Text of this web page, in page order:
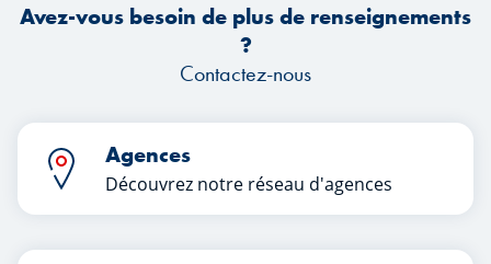
Avez-vous besoin de plus de renseignements
?
Contactez-nous
Agences
Découvrez notre réseau d'agences